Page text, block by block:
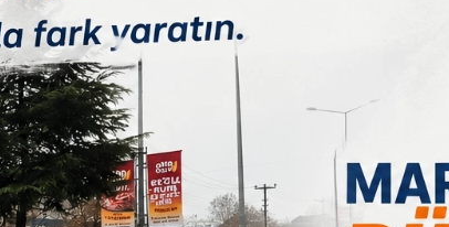
ile birlikte en önemli gün sayılan aşure günü
verilen dört aydan biridir. Allah (CC), birçok
büyük öneme sahiptir. Zira bugünde
arttırmaktadır. Aşure günü geleneklerimiz içinde
sahip çıkmanın daha da önem arz
Biz bu bilinci çocuklarımıza
paylaşmanın, dayanışmanın,
ikram ederek paylaşmaya, hoşgörüye, birlik
bu mübarek Muharrem ayının milletimiz ve tüm
olmasını diliyorum? dedi.
BIST 100